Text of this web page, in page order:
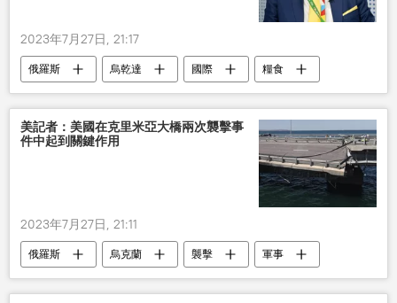
2023年7月27日, 21:17
俄羅斯 烏乾達 國際
糧食
協議
美記者：美國在克里米亞大橋兩次襲擊事
件中起到關鍵作用
2023年7月27日, 21:11
俄羅斯 烏克蘭 襲擊 軍事